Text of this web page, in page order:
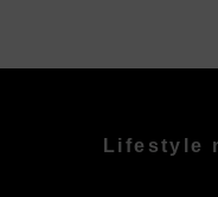
Lifestyle